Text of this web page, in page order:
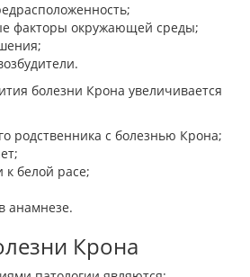
факторы окружающей среды;
болезни Крона увеличивается
родственника с болезнью Крона;
к белой расе;
анамнезе.
Крона